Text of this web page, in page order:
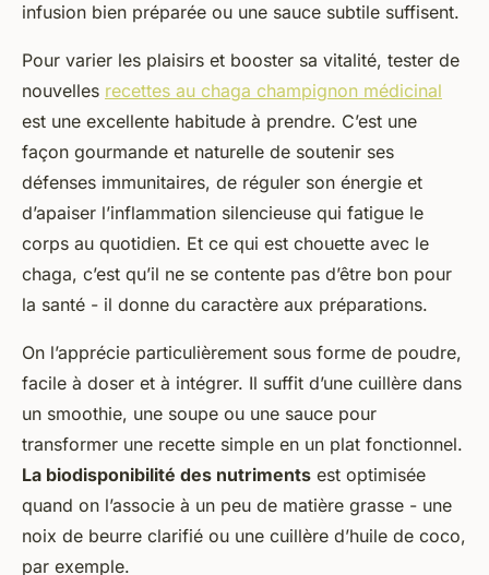
infusion bien préparée ou une sauce subtile suffisent.
Pour varier les plaisirs et booster sa vitalité, tester de
nouvelles recettes au chaga champignon médicinal
est une excellente habitude à prendre. C’est une
façon gourmande et naturelle de soutenir ses
défenses immunitaires, de réguler son énergie et
d’apaiser l’inflammation silencieuse qui fatigue le
corps au quotidien. Et ce qui est chouette avec le
chaga, c’est qu’il ne se contente pas d’être bon pour
la santé - il donne du caractère aux préparations.
On l’apprécie particulièrement sous forme de poudre,
facile à doser et à intégrer. Il suffit d’une cuillère dans
un smoothie, une soupe ou une sauce pour
transformer une recette simple en un plat fonctionnel.
La biodisponibilité des nutriments est optimisée
quand on l’associe à un peu de matière grasse - une
noix de beurre clarifié ou une cuillère d’huile de coco,
par exemple.